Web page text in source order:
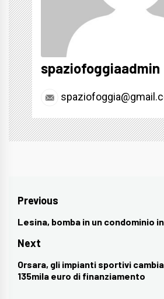
spaziofoggiaadmin
Navigazione
articoli
Previous
Previous
post:
Lesina, bomba in un condominio
Next
Next
post:
Orsara, gli impianti sportivi
135mila euro di finanziamento